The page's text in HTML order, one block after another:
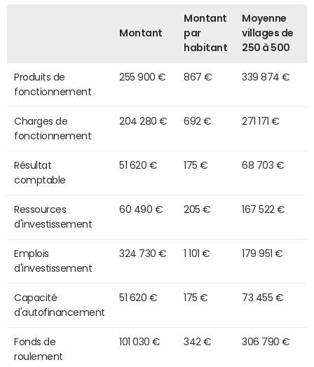
Montant
Montant
par
habitant
Moyenne
villages de
250 à 500
Produits de
fonctionnement
255 900 € 867 € 339 874 €
Charges de
fonctionnement
204 280 € 692 € 271 171 €
Résultat
comptable
51 620 € 175 € 68 703 €
Ressources
d'investissement
60 490 € 205 € 167 522 €
Emplois
d'investissement
324 730 € 1 101 € 179 951 €
Capacité
d'autofinancement
51 620 € 175 € 73 455 €
Fonds de
roulement
101 030 € 342 € 306 790 €